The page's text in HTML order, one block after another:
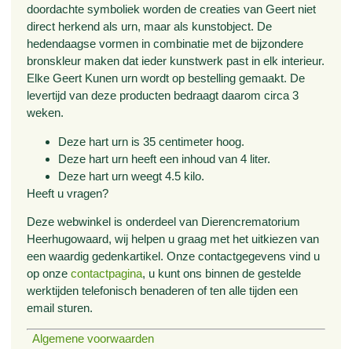
doordachte symboliek worden de creaties van Geert niet
direct herkend als urn, maar als kunstobject. De
hedendaagse vormen in combinatie met de bijzondere
bronskleur maken dat ieder kunstwerk past in elk interieur.
Elke Geert Kunen urn wordt op bestelling gemaakt. De
levertijd van deze producten bedraagt daarom circa 3
weken.
Deze hart urn is 35 centimeter hoog.
Deze hart urn heeft een inhoud van 4 liter.
Deze hart urn weegt 4.5 kilo.
Heeft u vragen?
Deze webwinkel is onderdeel van Dierencrematorium
Heerhugowaard, wij helpen u graag met het uitkiezen van
een waardig gedenkartikel. Onze contactgegevens vind u
op onzecontactpagina, u kunt ons binnen de gestelde
werktijden telefonisch benaderen of ten alle tijden een
email sturen.
Algemene voorwaarden